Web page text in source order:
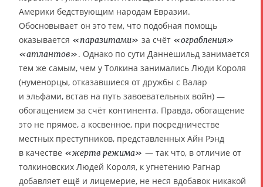
Америки бедствующим народам Евразии.
Обосновывает он это тем, что подобная помощь
оказывается «паразитами» за счёт «ограбления»
«атлантов». Однако по сути Даннешильд занимается
тем же самым, чем у Толкина занимались Люди Короля
(нуменорцы, отказавшиеся от дружбы с Валар
и эльфами, встав на путь завоевательных войн) —
обогащением за счёт континента. Правда, обогащение
это не прямое, а косвенное, при посредничестве
местных преступников, представленных Айн Рэнд
в качестве «жертв режима» — так что, в отличие от
толкиновских Людей Короля, к угнетению Рагнар
добавляет ещё и лицемерие, не неся вдобавок никакой